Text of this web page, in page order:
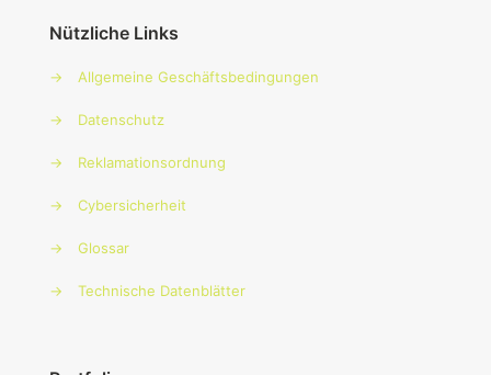
Nützliche Links
→ Allgemeine Geschäftsbedingungen
→ Datenschutz
→ Reklamationsordnung
→ Cybersicherheit
→ Glossar
→ Technische Datenblätter